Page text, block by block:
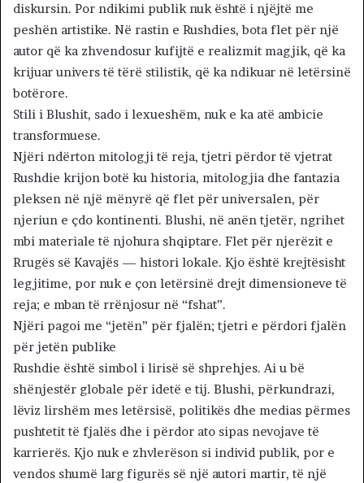
diskursin. Por ndikimi publik nuk është i njëjtë me
peshën artistike. Në rastin e Rushdies, bota flet për një
autor që ka zhvendosur kufijtë e realizmit magjik, që ka
krijuar univers të tërë stilistik, që ka ndikuar në letërsinë
botërore.
Stili i Blushit, sado i lexueshëm, nuk e ka atë ambicie
transformuese.
Njëri ndërton mitologji të reja, tjetri përdor të vjetrat
Rushdie krijon botë ku historia, mitologjia dhe fantazia
pleksen në një mënyrë që flet për universalen, për
njeriun e çdo kontinenti. Blushi, në anën tjetër, ngrihet
mbi materiale të njohura shqiptare. Flet për njerëzit e
Rrugës së Kavajës — histori lokale. Kjo është krejtësisht
legjitime, por nuk e çon letërsinë drejt dimensioneve të
reja; e mban të rrënjosur në “fshat”.
Njëri pagoi me “jetën” për fjalën; tjetri e përdori fjalën
për jetën publike
Rushdie është simbol i lirisë së shprehjes. Ai u bë
shënjestër globale për idetë e tij. Blushi, përkundrazi,
lëviz lirshëm mes letërsisë, politikës dhe medias përmes
pushtetit të fjalës dhe i përdor ato sipas nevojave të
karrierës. Kjo nuk e zhvlerëson si individ publik, por e
vendos shumë larg figurës së një autori martir, të një